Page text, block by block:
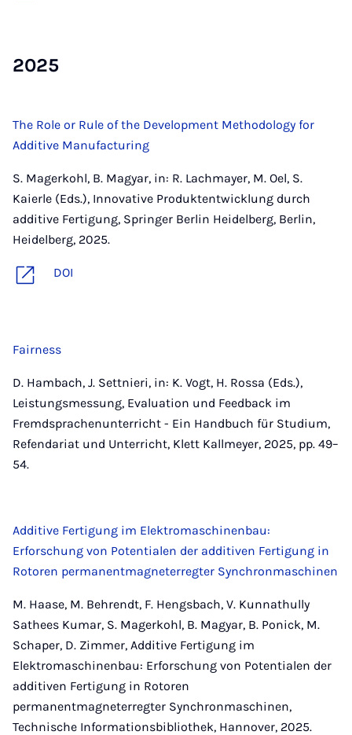
2025
The Role or Rule of the Development Methodology for
Additive Manufacturing
S. Magerkohl, B. Magyar, in: R. Lachmayer, M. Oel, S.
Kaierle (Eds.), Innovative Produktentwicklung durch
additive Fertigung, Springer Berlin Heidelberg, Berlin,
Heidelberg, 2025.
DOI
Fairness
D. Hambach, J. Settnieri, in: K. Vogt, H. Rossa (Eds.),
Leistungsmessung, Evaluation und Feedback im
Fremdsprachenunterricht - Ein Handbuch für Studium,
Refendariat und Unterricht, Klett Kallmeyer, 2025, pp. 49–
54.
Additive Fertigung im Elektromaschinenbau:
Erforschung von Potentialen der additiven Fertigung in
Rotoren permanentmagneterregter Synchronmaschinen
M. Haase, M. Behrendt, F. Hengsbach, V. Kunnathully
Sathees Kumar, S. Magerkohl, B. Magyar, B. Ponick, M.
Schaper, D. Zimmer, Additive Fertigung im
Elektromaschinenbau: Erforschung von Potentialen der
additiven Fertigung in Rotoren
permanentmagneterregter Synchronmaschinen,
Technische Informationsbibliothek, Hannover, 2025.